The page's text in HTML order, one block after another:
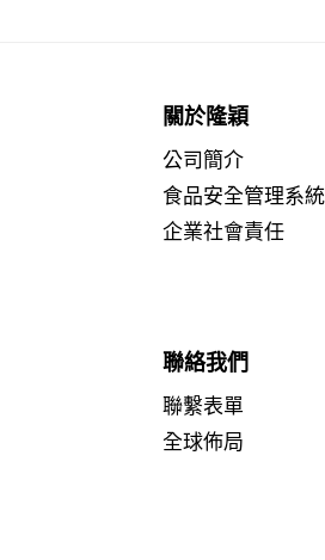
關於隆穎
公司簡介
食品安全管理系
企業社會責任
聯絡我們
聯繫表單
全球佈局